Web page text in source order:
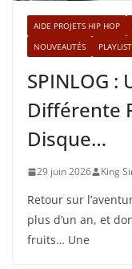
AIDE PROJETS HIP HOP
NOUVEAUTÉS
PLAYLIST
SPINLOG
Différente
Disque…
29 juin 2026 King
Retour sur
plus d’un an, et
fruits… Une